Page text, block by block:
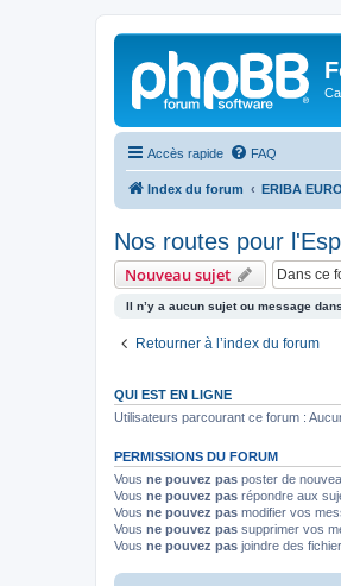
Accès rapide FAQ
Index du forum ERIBA
Nos routes pour
Nouveau sujet
Il n’y a aucun sujet ou message
Retourner à l’index du forum
QUI EST EN LIGNE
Utilisateurs parcourant ce forum :
PERMISSIONS DU FORUM
Vous ne pouvez pas poster de
Vous ne pouvez pas répondre aux
Vous ne pouvez pas modifier vos
Vous ne pouvez pas supprimer vos
Vous ne pouvez pas joindre des